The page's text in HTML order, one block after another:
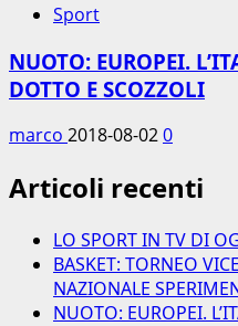
Sport
NUOTO: EUROPEI.
DOTTO E SCOZZOLI
marco 2018-08-020
Articoli recenti
LO SPORT IN TV DI
BASKET: TORNEO
NAZIONALE
NUOTO: EUROPEI.